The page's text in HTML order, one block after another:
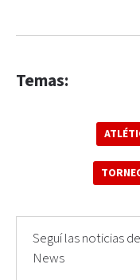
Temas:
Seguí las noticias
News